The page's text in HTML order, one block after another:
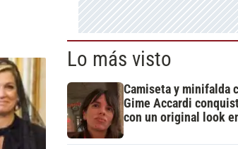
Lo más visto
Camiseta y minifalda
Gime Accardi
con un original look